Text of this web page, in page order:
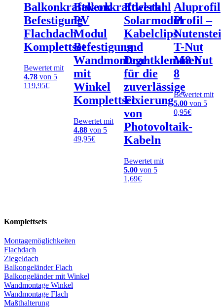
Balkonkraftwerk
Befestigung
Flachdach
Komplettset
Bewertet mit
4.78 von 5
119,95€
Balkonkraftwerk
PV
Modul
Befestigung
Wandmontage
mit
Winkel
Komplettset
Bewertet mit
4.88 von 5
49,95€
Edelstahl
Solarmodul
Kabelclips
und
Drahtklemmen
für die
zuverlässige
Fixierung
von
Photovoltaik-
Kabeln
Bewertet mit
5.00von 5
1,69€
Aluprofil
Profil –
T-Nut
M8 Nut
8
Bewertet mit
5.00von 5
0,95€
Komplettsets
Montagemöglichkeiten
Flachdach
Ziegeldach
Balkongeländer Flach
Balkongeländer mit Winkel
Wandmontage Winkel
Wandmontage Flach
Maßthalterung